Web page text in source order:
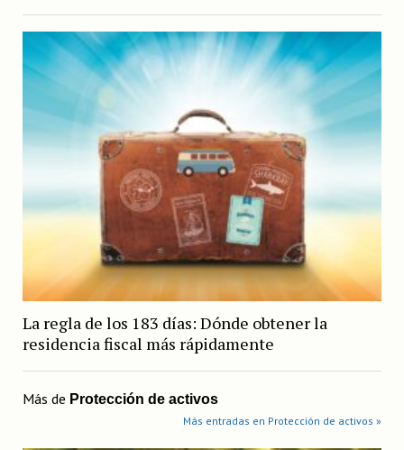
La regla de los 183 días: Dónde obtener la
residencia fiscal más rápidamente
Más de Protección de activos
Más entradas en Protección de activos »